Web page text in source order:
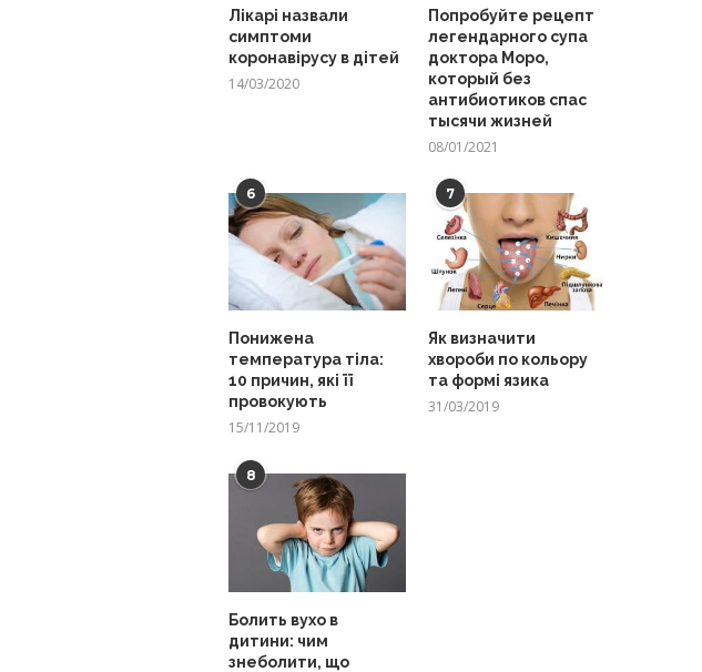
Лікарі назвали
симптоми
коронавірусу в дітей
14/03/2020
Попробуйте рецепт
легендарного супа
доктора Моро,
который без
антибиотиков спас
тысячи жизней
08/01/2021
6
Понижена
температура тіла:
10 причин, які її
провокують
15/11/2019
7
Як визначити
хвороби по кольору
та формі язика
31/03/2019
8
Болить вухо в
дитини: чим
знеболити, що